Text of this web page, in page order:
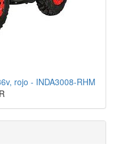
rojo - INDA3008-RHM